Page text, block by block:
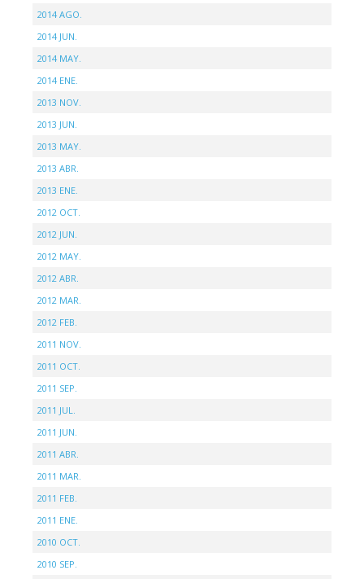
2014 AGO.
2014 JUN.
2014 MAY.
2014 ENE.
2013 NOV.
2013 JUN.
2013 MAY.
2013 ABR.
2013 ENE.
2012 OCT.
2012 JUN.
2012 MAY.
2012 ABR.
2012 MAR.
2012 FEB.
2011 NOV.
2011 OCT.
2011 SEP.
2011 JUL.
2011 JUN.
2011 ABR.
2011 MAR.
2011 FEB.
2011 ENE.
2010 OCT.
2010 SEP.